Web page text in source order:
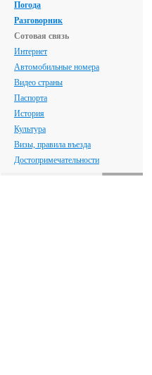
Погода
Разговорник
Сотовая связь
Интернет
Автомобильные номера
Видео страны
Паспорта
История
Культура
Визы, правила въезда
Достопримечательности